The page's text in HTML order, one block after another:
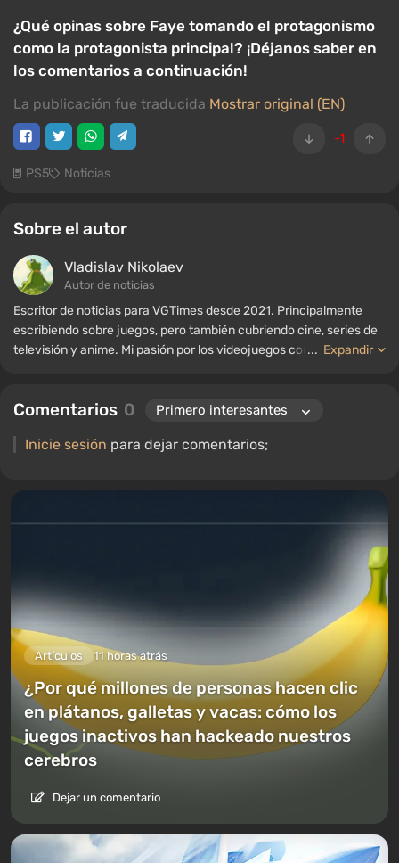
¿Qué opinas sobre Faye tomando el protagonismo
como la protagonista principal? ¡Déjanos saber en
los comentarios a continuación!
La publicación fue traducida Mostrar original (EN)
-1
PS5 Noticias
Sobre el autor
Vladislav Nikolaev
Autor de noticias
Escritor de noticias para VGTimes desde 2021. Principalmente
escribiendo sobre juegos, pero también cubriendo cine, series de
televisión y anime. Mi pasión por los videojuegos comenzó a
títulos favoritos de todos los tiempos incluyen Fallout,
... Expandir
Comentarios 0
Inicie sesión para dejar comentarios;
Artículos 11 horas atrás
¿Por qué millones de personas hacen clic
en plátanos, galletas y vacas: cómo los
juegos inactivos han hackeado nuestros
cerebros
Dejar un comentario